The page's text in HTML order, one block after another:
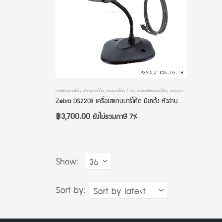
ตัวสแกนบาร์โค้ด,สแกนบาร์โค้ด,อ่านบาร์โค้ด 2 มิติ,เครื่องสแกนบาร์โค้ด,เครื่องอ่านบาร์โค้ด
Zebra DS2208 เครื่องสแกนบาร์โค้ด มีขาต้ัง หัวอ่าน 2 มิติ การเชื่อมต่อแบบ USB รับประกัน 4 ปี
฿3,700.00ยังไม่รวมภาษี 7%
Show:
Sort by: